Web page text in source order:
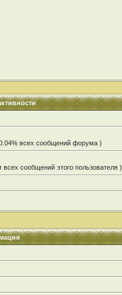
всех сообщений форума )
сообщений этого пользователя )